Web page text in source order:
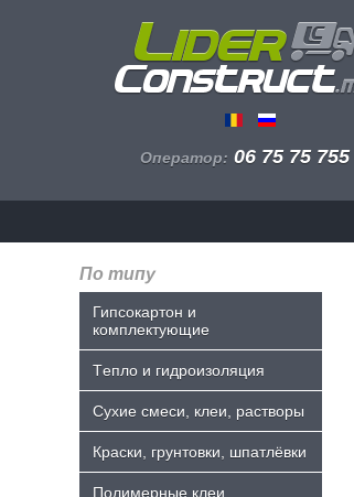
Оператор: 06 75 75 755
По типу
Гипсокартон и
комплектующие
Tепло и гидроизоляция
Сухие смеси, клеи, растворы
Краски, грунтовки, шпатлёвки
Полимерные клеи